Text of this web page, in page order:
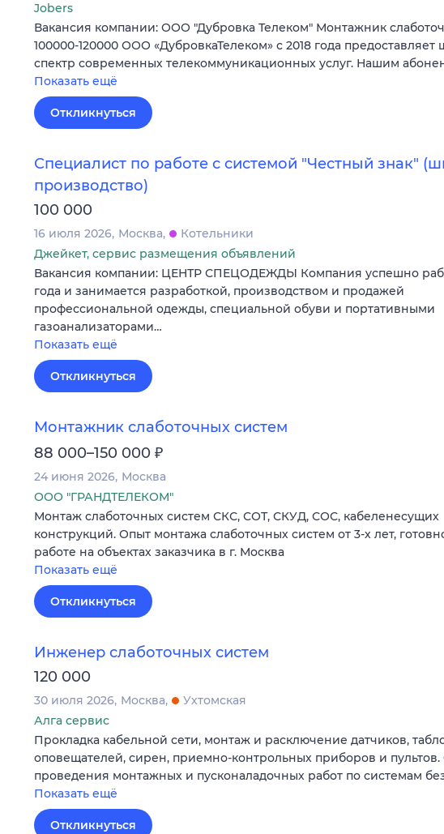
Jobers
Вакансия компании: ООО "Дубровка Телеком" Монтажник
100000-120000 ООО «ДубровкаТелеком» с 2018 года
спектр современных телекоммуникационных услуг. Нашим
Показать ещё
Откликнуться
Специалист по работе с системой "Честный знак"
производство)
100 000
16 июля 2026 Москва
Котельники
Джейкет, сервис размещения объявлений
Вакансия компании: ЦЕНТР СПЕЦОДЕЖДЫ Компания успешно
года и занимается разработкой, производством и продажей
профессиональной одежды, специальной обуви и портативными
газоанализаторами…
Показать ещё
Откликнуться
Монтажник слаботочных систем
88 000–150 000 ₽
24 июня 2026 Москва
ООО "ГРАНДТЕЛЕКОМ"
Монтаж слаботочных систем СКС, СОТ, СКУД, СОС, кабеленесущих
конструкций. Опыт монтажа слаботочных систем от 3-х лет,
работе на объектах заказчика в г. Москва
Показать ещё
Откликнуться
Инженер слаботочных систем
120 000
30 июля 2026 Москва
Ухтомская
Алга сервис
Прокладка кабельной сети, монтаж и расключение датчиков,
оповещателей, сирен, приемно-контрольных приборов и
проведения монтажных и пусконаладочных работ по системам
Показать ещё
Откликнуться